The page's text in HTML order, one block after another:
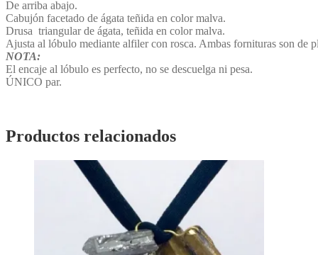
De arriba abajo.
Cabujón facetado de ágata teñida en color malva.
Drusa triangular de ágata, teñida en color malva.
Ajusta al lóbulo mediante alfiler con rosca. Ambas fornituras son de
NOTA:
El encaje al lóbulo es perfecto, no se descuelga ni pesa.
ÚNICO par.
Productos relacionados